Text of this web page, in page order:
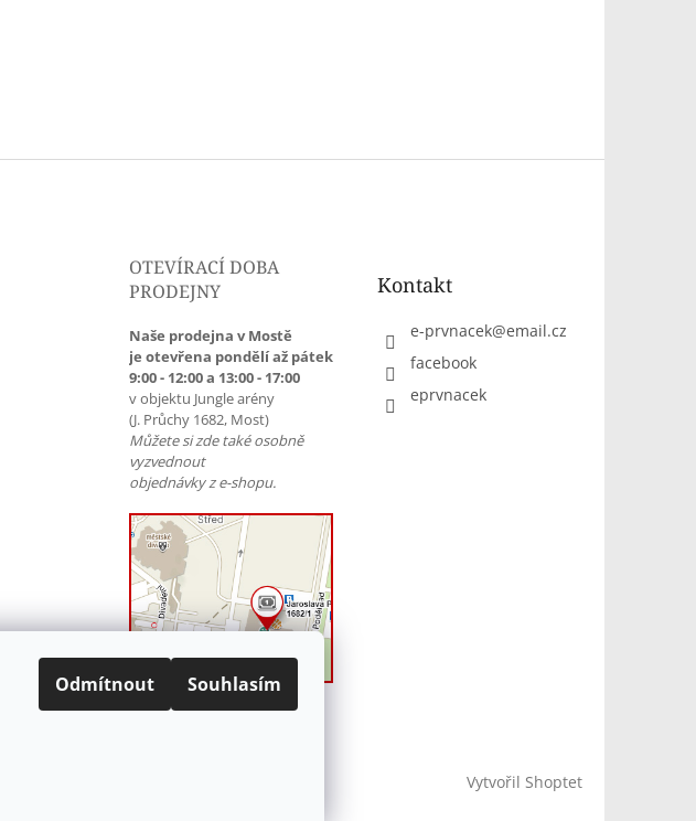
Odmítnout Souhlasím
OTEVÍRACÍ DOBA
PRODEJNY
Naše prodejna v Mostě
je otevřena pondělí až pátek
9:00 - 12:00 a 13:00 - 17:00
v objektu Jungle arény
(J. Průchy 1682, Most)
Můžete si zde také osobně
vyzvednout
objednávky z e-shopu.
Kontakt
e-prvnacek@email.cz
facebook
eprvnacek
Vytvořil Shoptet